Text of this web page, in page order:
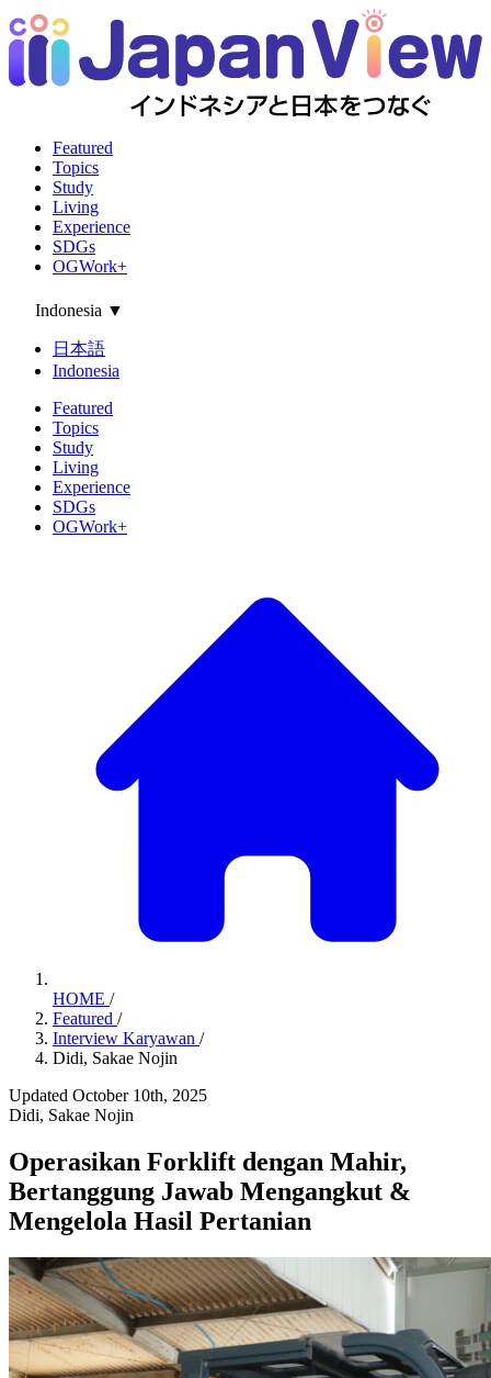
Featured
Topics
Study
Living
Experience
SDGs
OGWork+
Indonesia ▼
日本語
Indonesia
Featured
Topics
Study
Living
Experience
SDGs
OGWork+
HOME /
Featured /
Interview Karyawan /
Didi, Sakae Nojin
Updated October 10th, 2025
Didi, Sakae Nojin
Operasikan Forklift dengan Mahir,
Bertanggung Jawab Mengangkut &
Mengelola Hasil Pertanian